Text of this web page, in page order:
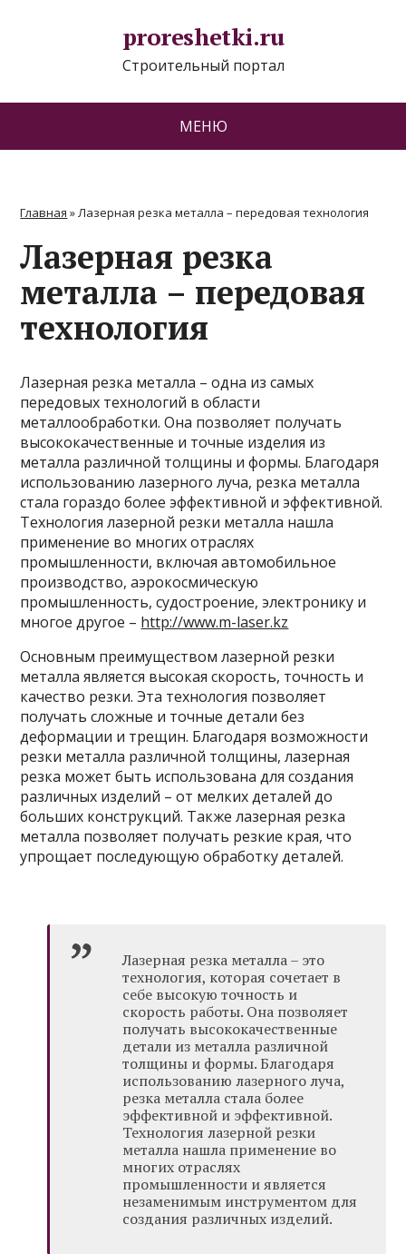
proreshetki.ru
Строительный портал
МЕНЮ
Главная »Лазерная резка металла – передовая технология
Лазерная резка
металла – передовая
технология
Лазерная резка металла – одна из самых
передовых технологий в области
металлообработки. Она позволяет получать
высококачественные и точные изделия из
металла различной толщины и формы. Благодаря
использованию лазерного луча, резка металла
стала гораздо более эффективной и эффективной.
Технология лазерной резки металла нашла
применение во многих отраслях
промышленности, включая автомобильное
производство, аэрокосмическую
промышленность, судостроение, электронику и
многое другое – http://www.m-laser.kz
Основным преимуществом лазерной резки
металла является высокая скорость, точность и
качество резки. Эта технология позволяет
получать сложные и точные детали без
деформации и трещин. Благодаря возможности
резки металла различной толщины, лазерная
резка может быть использована для создания
различных изделий – от мелких деталей до
больших конструкций. Также лазерная резка
металла позволяет получать резкие края, что
упрощает последующую обработку деталей.
Лазерная резка металла – это
технология, которая сочетает в
себе высокую точность и
скорость работы. Она позволяет
получать высококачественные
детали из металла различной
толщины и формы. Благодаря
использованию лазерного луча,
резка металла стала более
эффективной и эффективной.
Технология лазерной резки
металла нашла применение во
многих отраслях
промышленности и является
незаменимым инструментом для
создания различных изделий.